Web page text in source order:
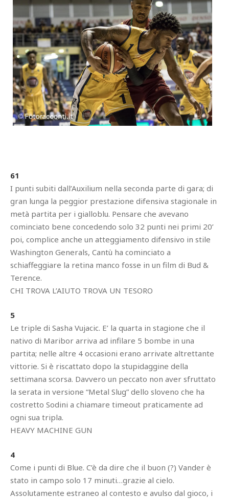
61
I punti subiti dall’Auxilium nella seconda parte di gara; di
gran lunga la peggior prestazione difensiva stagionale in
metà partita per i gialloblu. Pensare che avevano
cominciato bene concedendo solo 32 punti nei primi 20’
poi, complice anche un atteggiamento difensivo in stile
Washington Generals, Cantù ha cominciato a
schiaffeggiare la retina manco fosse in un film di Bud &
Terence.
CHI TROVA L’AIUTO TROVA UN TESORO
5
Le triple di Sasha Vujacic. E’ la quarta in stagione che il
nativo di Maribor arriva ad infilare 5 bombe in una
partita; nelle altre 4 occasioni erano arrivate altrettante
vittorie. Si è riscattato dopo la stupidaggine della
settimana scorsa. Davvero un peccato non aver sfruttato
la serata in versione “Metal Slug” dello sloveno che ha
costretto Sodini a chiamare timeout praticamente ad
ogni sua tripla.
HEAVY MACHINE GUN
4
Come i punti di Blue. C’è da dire che il buon (?) Vander è
stato in campo solo 17 minuti…grazie al cielo.
Assolutamente estraneo al contesto e avulso dal gioco, i